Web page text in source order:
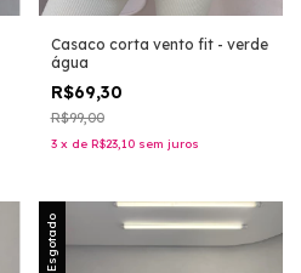
Casaco corta vento fit - verde
água
R$69,30
R$99,00
3 x de R$23,10 sem juros
Esgotado